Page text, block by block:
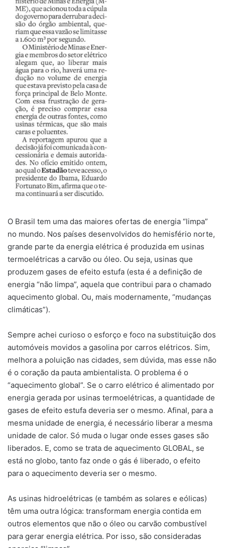
O Brasil tem uma das maiores ofertas de energia “limpa”
no mundo. Nos países desenvolvidos do hemisfério norte,
grande parte da energia elétrica é produzida em usinas
termoelétricas a carvão ou óleo. Ou seja, usinas que
produzem gases de efeito estufa (esta é a definição de
energia “não limpa”, aquela que contribui para o chamado
aquecimento global. Ou, mais modernamente, “mudanças
climáticas”).
Sempre achei curioso o esforço e foco na substituição dos
automóveis movidos a gasolina por carros elétricos. Sim,
melhora a poluição nas cidades, sem dúvida, mas esse não
é o coração da pauta ambientalista. O problema é o
“aquecimento global”. Se o carro elétrico é alimentado por
energia gerada por usinas termoelétricas, a quantidade de
gases de efeito estufa deveria ser o mesmo. Afinal, para a
mesma unidade de energia, é necessário liberar a mesma
unidade de calor. Só muda o lugar onde esses gases são
liberados. E, como se trata de aquecimento GLOBAL, se
está no globo, tanto faz onde o gás é liberado, o efeito
para o aquecimento deveria ser o mesmo.
As usinas hidroelétricas (e também as solares e eólicas)
têm uma outra lógica: transformam energia contida em
outros elementos que não o óleo ou carvão combustível
para gerar energia elétrica. Por isso, são consideradas